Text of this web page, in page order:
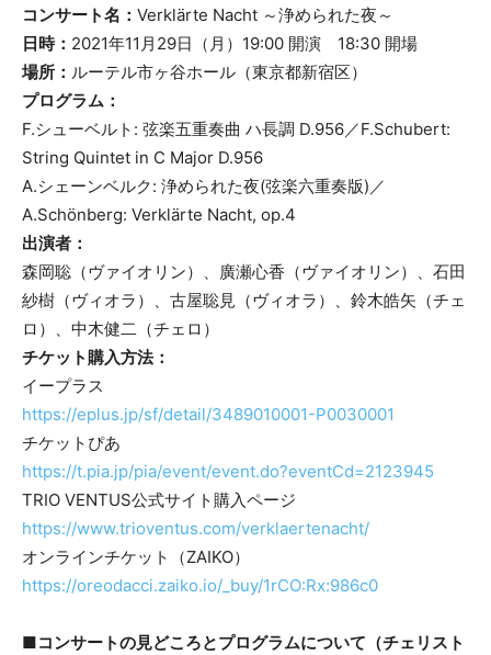
コンサート名： Verklärte Nacht ～浄められた夜～
日時： 2021年11月29日（月）19:00 開演 18:30 開場
場所： ルーテル市ヶ谷ホール（東京都新宿区）
プログラム：
F.シューベルト: 弦楽五重奏曲 ハ長調 D.956／F.Schubert:
String Quintet in C Major D.956
A.シェーンベルク: 浄められた夜(弦楽六重奏版)／
A.Schönberg: Verklärte Nacht, op.4
出演者：
森岡聡（ヴァイオリン）、廣瀬心香（ヴァイオリン）、石田
紗樹（ヴィオラ）、古屋聡見（ヴィオラ）、鈴木皓矢（チェ
ロ）、中木健二（チェロ）
チケット購入方法：
イープラス
https://eplus.jp/sf/detail/3489010001-P0030001
チケットぴあ
https://t.pia.jp/pia/event/event.do?eventCd=2123945
TRIO VENTUS公式サイト購入ページ
https://www.trioventus.com/verklaertenacht/
オンラインチケット（ZAIKO）
https://oreodacci.zaiko.io/_buy/1rCO:Rx:986c0
■コンサートの見どころとプログラムについて（チェリスト